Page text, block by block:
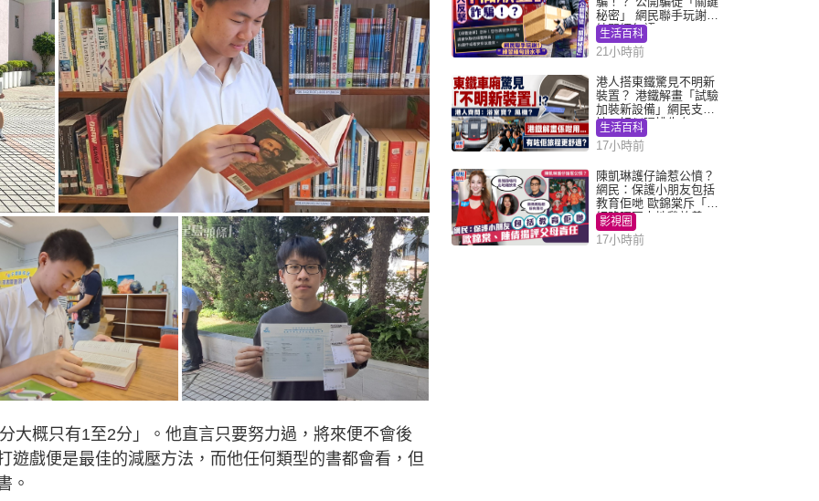
e
大概只有1至2分」。他直言只要努力過，將來便不會後
遊戲便是最佳的減壓方法，而他任何類型的書都會看，但
。
秘密」 網民聯手玩謝：
練習緬甸語
生活百科
21小時前
港人搭東鐵驚見不明新
裝置？ 港鐵解畫「試驗
加裝新設備」網民支
持：好似呢排先有
生活百科
17小時前
陳凱琳護仔論惹公憤？
網民：保護小朋友包括
教育佢哋 歐錦棠斥「養
細路唔同走地雞放養」
影視圈
17小時前